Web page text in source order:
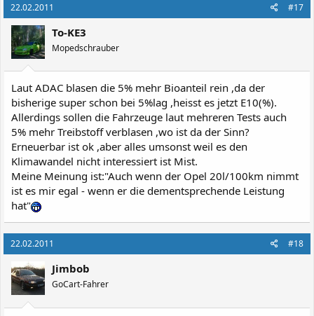
22.02.2011 #17
To-KE3
Mopedschrauber
Laut ADAC blasen die 5% mehr Bioanteil rein ,da der
bisherige super schon bei 5%lag ,heisst es jetzt E10(%).
Allerdings sollen die Fahrzeuge laut mehreren Tests auch
5% mehr Treibstoff verblasen ,wo ist da der Sinn?
Erneuerbar ist ok ,aber alles umsonst weil es den
Klimawandel nicht interessiert ist Mist.
Meine Meinung ist:"Auch wenn der Opel 20l/100km nimmt
ist es mir egal - wenn er die dementsprechende Leistung
hat"
22.02.2011 #18
Jimbob
GoCart-Fahrer